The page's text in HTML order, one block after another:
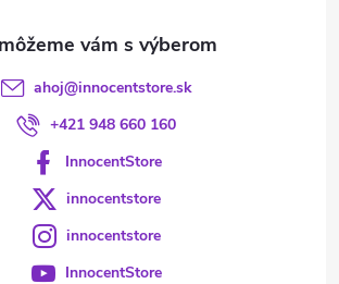
ahoj@innocentstore.sk
+421 948 660 160
InnocentStore
innocentstore
innocentstore
InnocentStore